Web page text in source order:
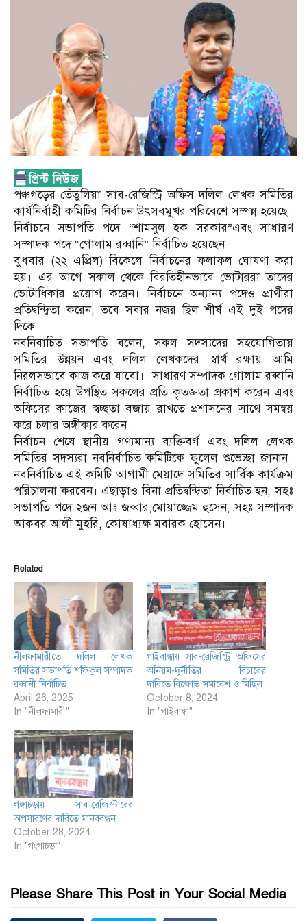
পঞ্চগড়ের তেঁতুলিয়া সাব-রেজিস্ট্রি অফিস দলিল লেখক সমিতির
কার্যনির্বাহী কমিটির নির্বাচন উৎসবমুখর পরিবেশে সম্পন্ন হয়েছে।
নির্বাচনে সভাপতি পদে “শামসুল হক সরকার”এবং সাধারণ
সম্পাদক পদে “গোলাম রব্বানি” নির্বাচিত হয়েছেন।
বুধবার (২২ এপ্রিল) বিকেলে নির্বাচনের ফলাফল ঘোষণা করা
হয়। এর আগে সকাল থেকে বিরতিহীনভাবে ভোটাররা তাদের
ভোটাধিকার প্রয়োগ করেন। নির্বাচনে অন্যান্য পদেও প্রার্থীরা
প্রতিদ্বন্দ্বিতা করেন, তবে সবার নজর ছিল শীর্ষ এই দুই পদের
দিকে।
নবনিবাচিত সভাপতি বলেন, সকল সদস্যদের সহযোগিতায়
সমিতির উন্নয়ন এবং দলিল লেখকদের স্বার্থ রক্ষায় আমি
নিরলসভাবে কাজ করে যাবো। সাধারণ সম্পাদক গোলাম রব্বানি
নির্বাচিত হয়ে উপস্থিত সকলের প্রতি কৃতজ্ঞতা প্রকাশ করেন এবং
অফিসের কাজের স্বচ্ছতা বজায় রাখতে প্রশাসনের সাথে সমন্বয়
করে চলার অঙ্গীকার করেন।
নির্বাচন শেষে স্থানীয় গণ্যমান্য ব্যক্তিবর্গ এবং দলিল লেখক
সমিতির সদস্যরা নবনির্বাচিত কমিটিকে ফুলেল শুভেচ্ছা জানান।
নবনির্বাচিত এই কমিটি আগামী মেয়াদে সমিতির সার্বিক কার্যক্রম
পরিচালনা করবেন। এছাড়াও বিনা প্রতিদ্বন্দ্বিতা নির্বাচিত হন, সহঃ
সভাপতি পদে ২জন আঃ জব্বার,মোয়াজ্জেম হুসেন, সহঃ সম্পাদক
আকবর আলী মুহরি, কোষাধ্যক্ষ মবারক হোসেন।
Related
নীলফামারীতে দলিল লেখক
সমিতির সভাপতি শফিকুল সম্পাদক
রব্বানী নির্বাচিত
April 26, 2025
In "নীলফামারী"
গাইবান্ধায় সাব-রেজিস্ট্রি অফিসের
অনিয়ম-দুর্নীতির বিচারের
দাবিতে বিক্ষোভ সমাবেশ ও মিছিল
October 8, 2024
In "গাইবান্ধা"
গঙ্গাচড়ায় সাব-রেজিস্টারের
অপসারণের দাবিতে মানববন্ধন
October 28, 2024
In "গংগাচড়া"
Please Share This Post in Your Social Media